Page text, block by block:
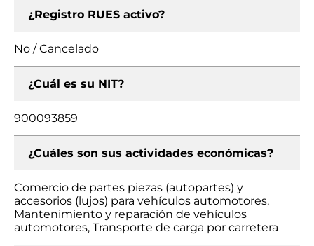
¿Registro RUES activo?
No / Cancelado
¿Cuál es su NIT?
900093859
¿Cuáles son sus actividades económicas?
Comercio de partes piezas (autopartes) y
accesorios (lujos) para vehículos automotores,
Mantenimiento y reparación de vehículos
automotores, Transporte de carga por carretera